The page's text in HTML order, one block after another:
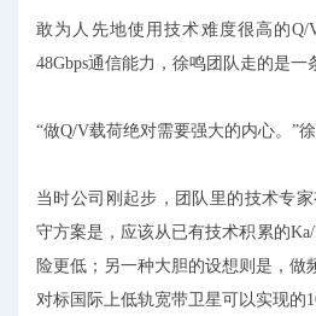
敢为人先地使用技术难度很高的
48Gbps通信能力，徐鸣团队走的是一
“做Q/V载荷绝对需要强大的内心。”徐
当时公司刚起步，团队里的技术专
守方案是，应该从已有技术积累的
险更低；另一种大胆的设想则是，做
对标国际上低轨宽带卫星可以实现的